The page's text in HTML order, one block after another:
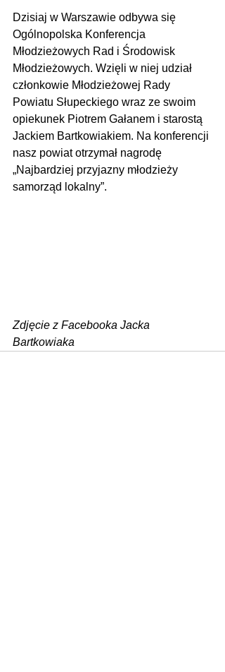
Dzisiaj w Warszawie odbywa się
Ogólnopolska Konferencja
Młodzieżowych Rad i Środowisk
Młodzieżowych. Wzięli w niej udział
członkowie Młodzieżowej Rady
Powiatu Słupeckiego wraz ze swoim
opiekunek Piotrem Gałanem i starostą
Jackiem Bartkowiakiem. Na konferencji
nasz powiat otrzymał nagrodę
„Najbardziej przyjazny młodzieży
samorząd lokalny”.
Zdjęcie z Facebooka Jacka
Bartkowiaka